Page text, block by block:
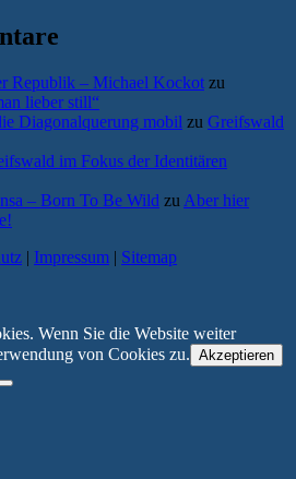
Republik – Michael Kockot zu
lieber still“
Diagonalquerung mobil zu Greifswald
im Fokus der Identitären
– Born To Be Wild zu Aber hier
| Impressum | Sitemap
Wenn Sie die Website weiter
von Cookies zu. Akzeptieren